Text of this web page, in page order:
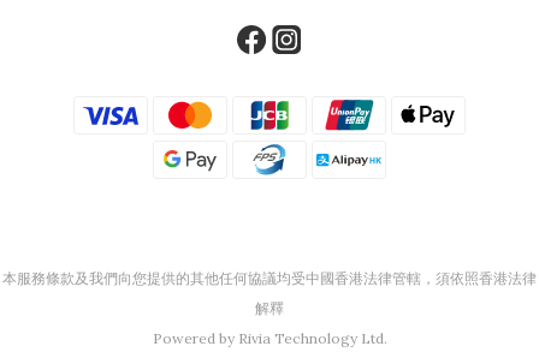
本服務條款及我們向您提供的其他任何協議均受中國香港法律管轄，須依照香港法律
解釋
Powered by Rivia Technology Ltd.